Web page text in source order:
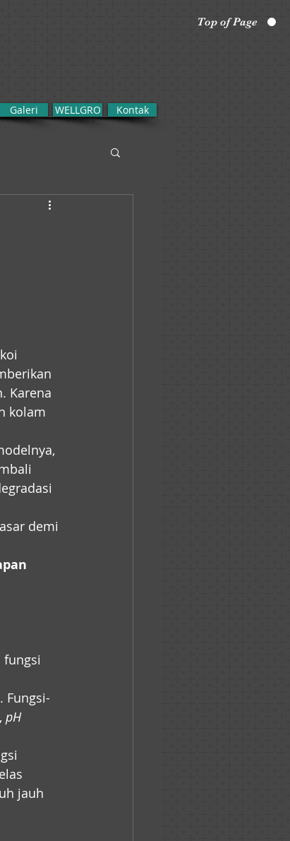
Top of Page
Galeri WELLGRO Kontak
Karena
kolam
demi
fungsi
Fungsi-
pH
jauh